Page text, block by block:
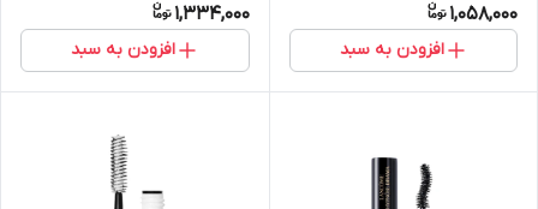
Lash Lifting & Volumizing
Mascara mini
1,058,000
افزودن به سبد
1,334,000
افزودن به سبد